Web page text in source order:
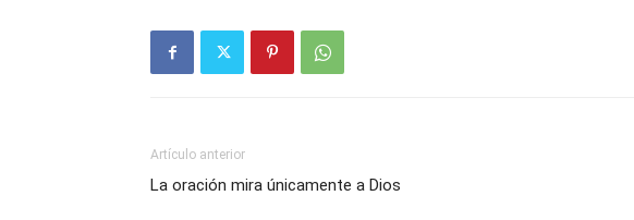
Artículo anterior
La oración mira únicamente a Dios